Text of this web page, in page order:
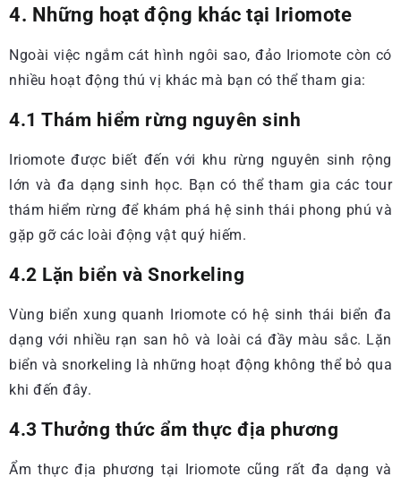
4. Những hoạt động khác tại Iriomote
Ngoài việc ngắm cát hình ngôi sao, đảo Iriomote còn có
nhiều hoạt động thú vị khác mà bạn có thể tham gia:
4.1 Thám hiểm rừng nguyên sinh
Iriomote được biết đến với khu rừng nguyên sinh rộng
lớn và đa dạng sinh học. Bạn có thể tham gia các tour
thám hiểm rừng để khám phá hệ sinh thái phong phú và
gặp gỡ các loài động vật quý hiếm.
4.2 Lặn biển và Snorkeling
Vùng biển xung quanh Iriomote có hệ sinh thái biển đa
dạng với nhiều rạn san hô và loài cá đầy màu sắc. Lặn
biển và snorkeling là những hoạt động không thể bỏ qua
khi đến đây.
4.3 Thưởng thức ẩm thực địa phương
Ẩm thực địa phương tại Iriomote cũng rất đa dạng và